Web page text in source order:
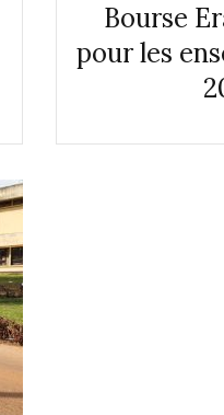
Bourse
pour les